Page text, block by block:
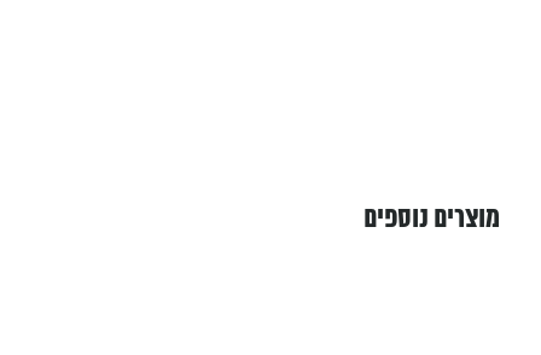
מוצרים נוספים